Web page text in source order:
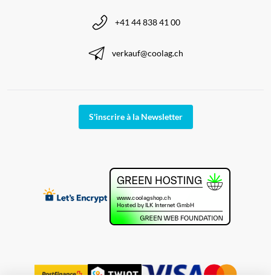
+41 44 838 41 00
verkauf@coolag.ch
S'inscrire à la Newsletter